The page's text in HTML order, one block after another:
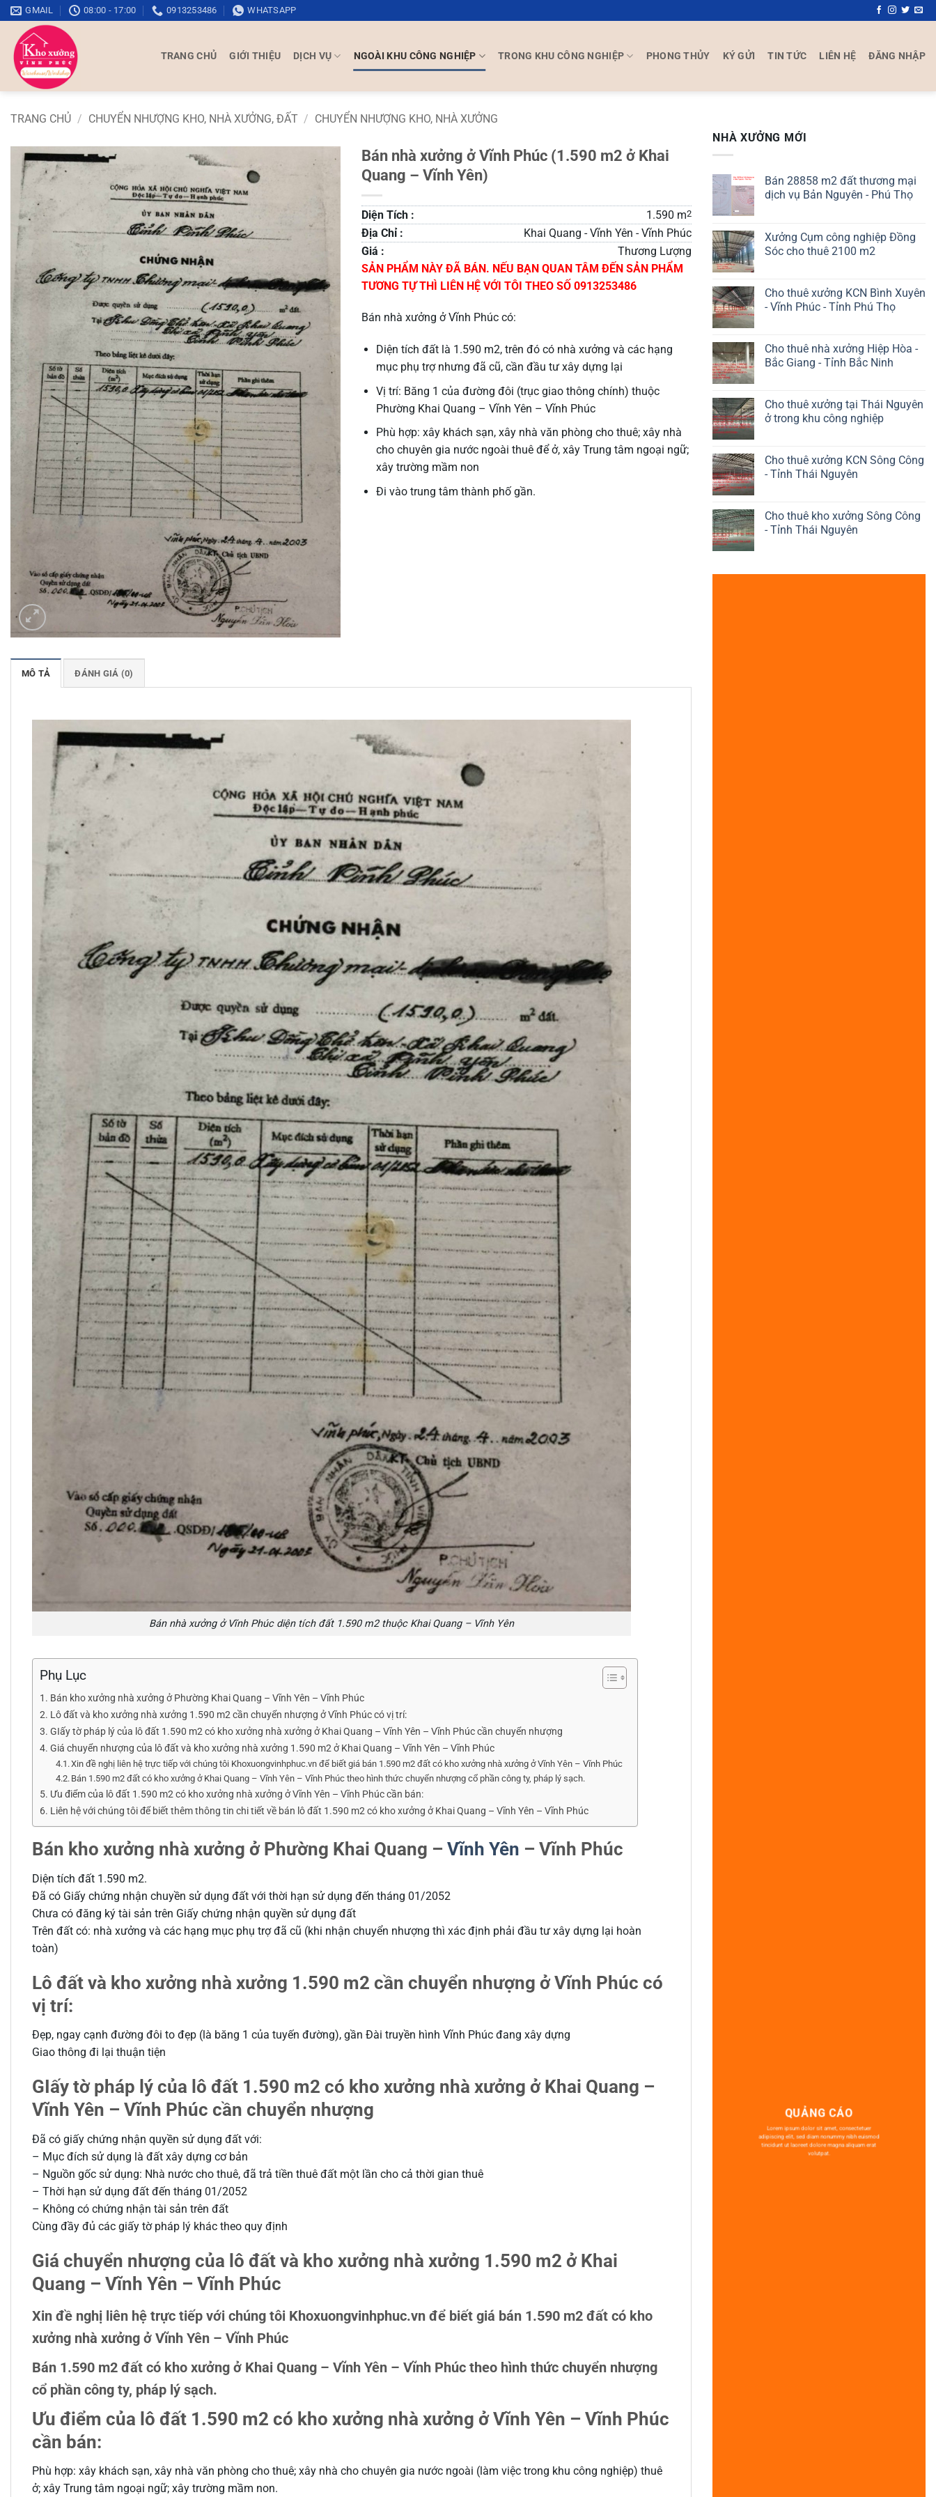
Bỏ
qua
dung
GMAIL 08:00 - 17:00 0913253486 WHATSAPP
TRANG CHỦ GIỚI THIỆU DỊCH VỤ NGOÀI KHU CÔNG NGHIỆP TRONG KHU CÔNG NGHIỆP PHONG THỦY KÝ GỬI TIN TỨC LIÊN HỆ ĐĂNG NHẬP
TRANG CHỦ / CHUYỂN NHƯỢNG KHO, NHÀ XƯỞNG, ĐẤT / CHUYỂN NHƯỢNG KHO, NHÀ XƯỞNG
Bán nhà xưởng ở Vĩnh Phúc (1.590 m2 ở Khai
Quang – Vĩnh Yên)
Diện Tích : 1.590 m2
Địa Chỉ :
Khai Quang - Vĩnh Yên - Vĩnh Phúc
Giá :
Thương Lượng
SẢN PHẨM NÀY ĐÃ BÁN. NẾU BẠN QUAN TÂM ĐẾN SẢN PHẨM
TƯƠNG TỰ THÌ LIÊN HỆ VỚI TÔI THEO SỐ 0913253486
Bán nhà xưởng ở Vĩnh Phúc có:
Diện tích đất là 1.590 m2, trên đó có nhà xưởng và các hạng
mục phụ trợ nhưng đã cũ, cần đầu tư xây dựng lại
Vị trí: Băng 1 của đường đôi (trục giao thông chính) thuộc
Phường Khai Quang – Vĩnh Yên – Vĩnh Phúc
Phù hợp: xây khách sạn, xây nhà văn phòng cho thuê; xây nhà
cho chuyên gia nước ngoài thuê để ở, xây Trung tâm ngoại ngữ;
xây trường mầm non
Đi vào trung tâm thành phố gần.
MÔ TẢ ĐÁNH GIÁ (0)
Bán nhà xưởng ở Vĩnh Phúc diện tích đất 1.590 m2 thuộc Khai Quang – Vĩnh Yên
Phụ Lục
Bán kho xưởng nhà xưởng ở Phường Khai Quang – Vĩnh Yên – Vĩnh Phúc
Lô đất và kho xưởng nhà xưởng 1.590 m2 cần chuyển nhượng ở Vĩnh Phúc có vị trí:
GIấy tờ pháp lý của lô đất 1.590 m2 có kho xưởng nhà xưởng ở Khai Quang – Vĩnh Yên – Vĩnh Phúc cần chuyển nhượng
Giá chuyển nhượng của lô đất và kho xưởng nhà xưởng 1.590 m2 ở Khai Quang – Vĩnh Yên – Vĩnh Phúc
Xin đề nghị liên hệ trực tiếp với chúng tôi Khoxuongvinhphuc.vn để biết giá bán 1.590 m2 đất có kho xưởng nhà xưởng ở Vĩnh Yên – Vĩnh Phúc
Bán 1.590 m2 đất có kho xưởng ở Khai Quang – Vĩnh Yên – Vĩnh Phúc theo hình thức chuyển nhượng cổ phần công ty, pháp lý sạch.
Ưu điểm của lô đất 1.590 m2 có kho xưởng nhà xưởng ở Vĩnh Yên – Vĩnh Phúc cần bán:
Liên hệ với chúng tôi để biết thêm thông tin chi tiết về bán lô đất 1.590 m2 có kho xưởng ở Khai Quang – Vĩnh Yên – Vĩnh Phúc
Bán kho xưởng nhà xưởng ở Phường Khai Quang – Vĩnh Yên – Vĩnh Phúc
Diện tích đất 1.590 m2.
Đã có Giấy chứng nhận chuyền sử dụng đất với thời hạn sử dụng đến tháng 01/2052
Chưa có đăng ký tài sản trên Giấy chứng nhận quyền sử dụng đất
Trên đất có: nhà xưởng và các hạng mục phụ trợ đã cũ (khi nhận chuyển nhượng thì xác định phải đầu tư xây dựng lại hoàn
toàn)
Lô đất và kho xưởng nhà xưởng 1.590 m2 cần chuyển nhượng ở Vĩnh Phúc có
vị trí:
Đẹp, ngay cạnh đường đôi to đẹp (là băng 1 của tuyến đường), gần Đài truyền hình Vĩnh Phúc đang xây dựng
Giao thông đi lại thuận tiện
GIấy tờ pháp lý của lô đất 1.590 m2 có kho xưởng nhà xưởng ở Khai Quang –
Vĩnh Yên – Vĩnh Phúc cần chuyển nhượng
Đã có giấy chứng nhận quyền sử dụng đất với:
– Mục đích sử dụng là đất xây dựng cơ bản
– Nguồn gốc sử dụng: Nhà nước cho thuê, đã trả tiền thuê đất một lần cho cả thời gian thuê
– Thời hạn sử dụng đất đến tháng 01/2052
– Không có chứng nhận tài sản trên đất
Cùng đầy đủ các giấy tờ pháp lý khác theo quy định
Giá chuyển nhượng của lô đất và kho xưởng nhà xưởng 1.590 m2 ở Khai
Quang – Vĩnh Yên – Vĩnh Phúc
Xin đề nghị liên hệ trực tiếp với chúng tôi Khoxuongvinhphuc.vn để biết giá bán 1.590 m2 đất có kho
xưởng nhà xưởng ở Vĩnh Yên – Vĩnh Phúc
Bán 1.590 m2 đất có kho xưởng ở Khai Quang – Vĩnh Yên – Vĩnh Phúc theo hình thức chuyển nhượng
cổ phần công ty, pháp lý sạch.
Ưu điểm của lô đất 1.590 m2 có kho xưởng nhà xưởng ở Vĩnh Yên – Vĩnh Phúc
cần bán:
Phù hợp: xây khách sạn, xây nhà văn phòng cho thuê; xây nhà cho chuyên gia nước ngoài (làm việc trong khu công nghiệp) thuê
ở; xây Trung tâm ngoại ngữ; xây trường mầm non.
NHÀ XƯỞNG MỚI
Bán 28858 m2 đất thương mại
dịch vụ Bản Nguyên - Phú Thọ
Xưởng Cụm công nghiệp Đồng
Sóc cho thuê 2100 m2
Cho thuê xưởng KCN Bình Xuyên
- Vĩnh Phúc - Tỉnh Phú Thọ
Cho thuê nhà xưởng Hiệp Hòa -
Bắc Giang - Tỉnh Bắc Ninh
Cho thuê xưởng tại Thái Nguyên
ở trong khu công nghiệp
Cho thuê xưởng KCN Sông Công
- Tỉnh Thái Nguyên
Cho thuê kho xưởng Sông Công
- Tỉnh Thái Nguyên
QUẢNG CÁO
Lorem ipsum dolor sit amet, consectetuer
adipiscing elit, sed diam nonummy nibh euismod
tincidunt ut laoreet dolore magna aliquam erat
volutpat.